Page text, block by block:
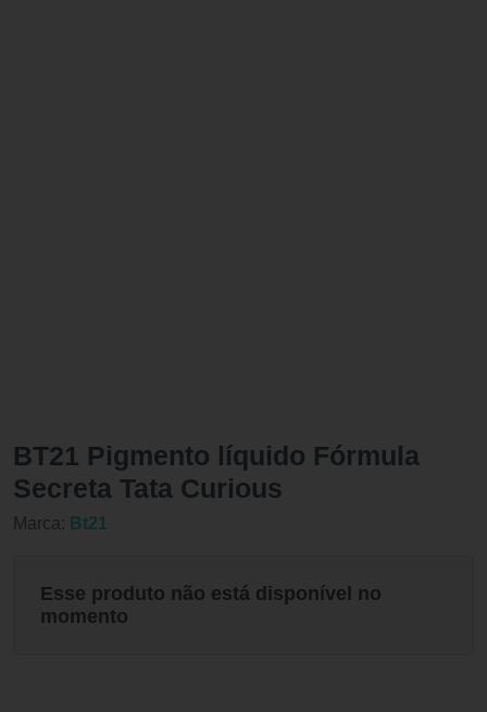
BT21 Pigmento líquido Fórmula
Secreta Tata Curious
Marca: Bt21
Esse produto não está disponível no
momento